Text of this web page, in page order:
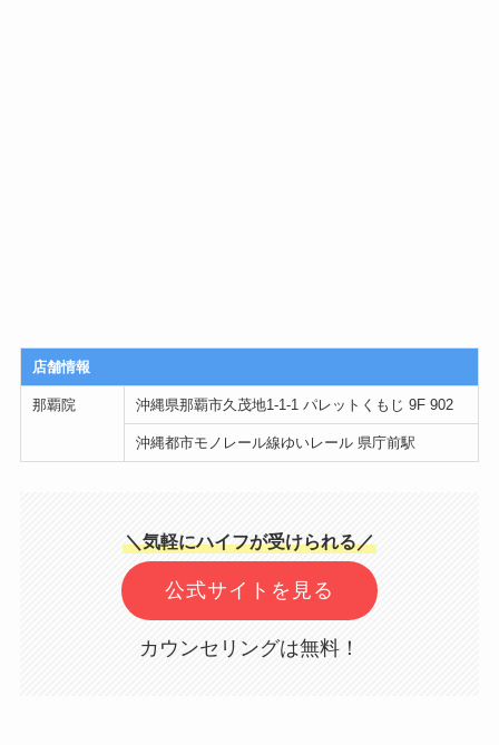
店舗情報
那覇院 沖縄県那覇市久茂地1-1-1 パレットくもじ 9F 902
沖縄都市モノレール線ゆいレール 県庁前駅
＼気軽にハイフが受けられる／
公式サイトを見る
カウンセリングは無料！